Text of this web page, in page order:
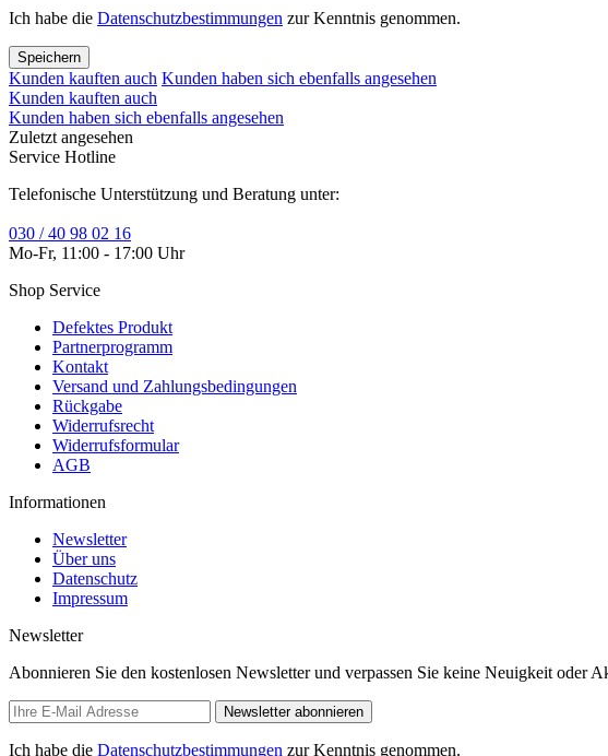
Ich habe die Datenschutzbestimmungen zur Kenntnis genommen.
Speichern
Kunden kauften auch Kunden haben sich ebenfalls angesehen
Kunden kauften auch
Kunden haben sich ebenfalls angesehen
Zuletzt angesehen
Service Hotline
Telefonische Unterstützung und Beratung unter:
030 / 40 98 02 16
Mo-Fr, 11:00 - 17:00 Uhr
Shop Service
Defektes Produkt
Partnerprogramm
Kontakt
Versand und Zahlungsbedingungen
Rückgabe
Widerrufsrecht
Widerrufsformular
AGB
Informationen
Newsletter
Über uns
Datenschutz
Impressum
Newsletter
Abonnieren Sie den kostenlosen Newsletter und verpassen Sie keine Neuigkeit oder
Newsletter abonnieren
Ich habe die Datenschutzbestimmungen zur Kenntnis genommen.